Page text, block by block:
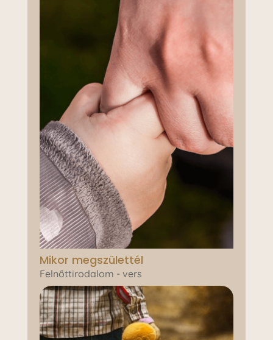
Mikor megszülettél
Felnőttirodalom - vers